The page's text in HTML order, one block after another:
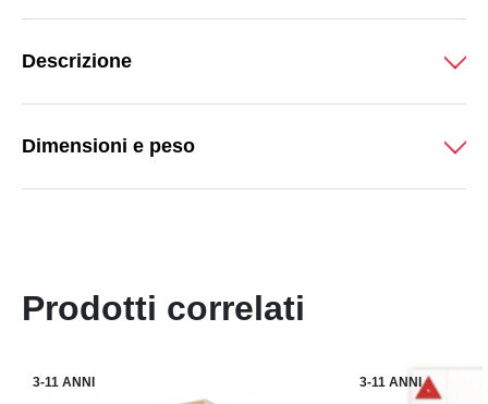
Descrizione
Dimensioni e peso
Prodotti correlati
3-11 ANNI 3-11 ANNI